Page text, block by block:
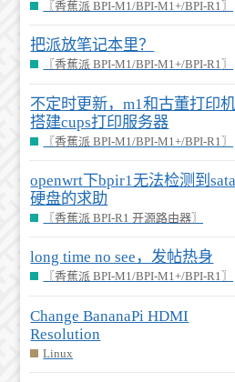
〖香蕉派 BPI-M1/BPI-M1+/BPI-R1〗
把派放笔记本里？
〖香蕉派 BPI-M1/BPI-M1+/BPI-R1〗
不定时更新，m1和古董打印机
搭建cups打印服务器
〖香蕉派 BPI-M1/BPI-M1+/BPI-R1〗
openwrt下bpir1无法检测到sata
硬盘的求助
〖香蕉派 BPI-R1 开源路由器〗
long time no see，发帖热身
〖香蕉派 BPI-M1/BPI-M1+/BPI-R1〗
Change BananaPi HDMI
Resolution
Linux